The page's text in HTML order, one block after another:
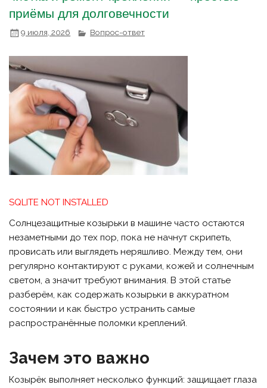
приёмы для долговечности
9 июля, 2026 Вопрос-ответ
SQLITE NOT INSTALLED
Солнцезащитные козырьки в машине часто остаются
незаметными до тех пор, пока не начнут скрипеть,
провисать или выглядеть неряшливо. Между тем, они
регулярно контактируют с руками, кожей и солнечным
светом, а значит требуют внимания. В этой статье
разберём, как содержать козырьки в аккуратном
состоянии и как быстро устранить самые
распространённые поломки креплений.
Зачем это важно
Козырёк выполняет несколько функций: защищает глаза